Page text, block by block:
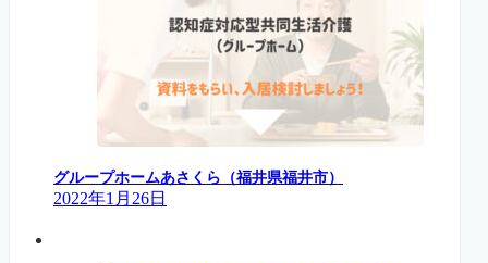
グループホームあさくら（福井県福井市）
2022年1月26日